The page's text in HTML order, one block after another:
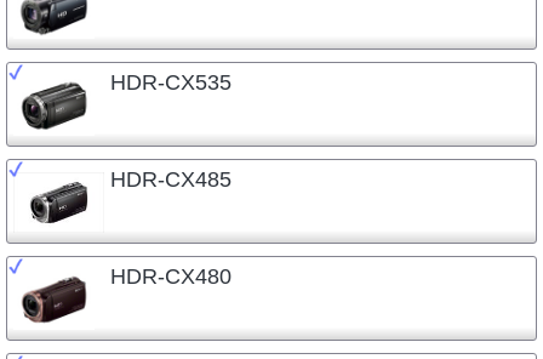
HDR-CX535
HDR-CX485
HDR-CX480